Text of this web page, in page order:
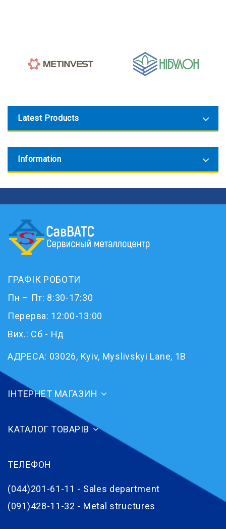
Latest Products
Information
ГРАФІК РОБОТИ
Пн – Пт: 8:30-17:30
Перерва: 12:00-13:00
Вих.: Сб - Нд
АДРЕСА: 03026, Kyiv, Myslivskyi Lane, 1B
ІНТЕРНЕТ МАГАЗИН
КАТАЛОГ ТОВАРІВ
ТЕЛЕФОН
(044)201-61-11 - Sales department
(091)428-11-32 - Metal structures